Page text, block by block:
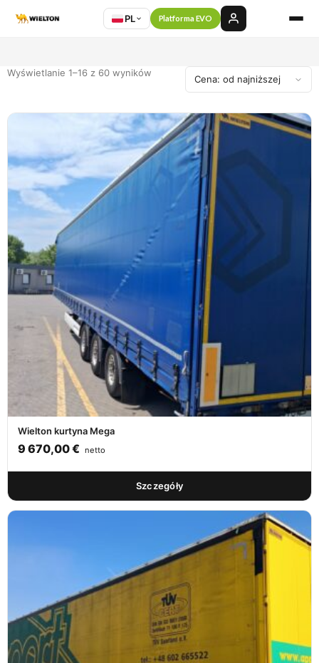
PL Platforma EVO
Wyświetlanie 1–16 z 60 wyników
Wielton kurtyna Mega
9 670,00€ netto
Szczegóły